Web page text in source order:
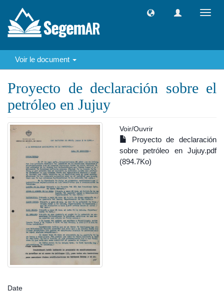
Voir le document
Proyecto de declaración sobre el
petróleo en Jujuy
Voir/Ouvrir
Proyecto de declaración
sobre petróleo en Jujuy.pdf
(894.7Ko)
Date